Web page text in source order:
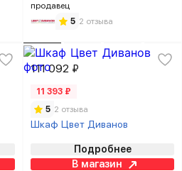
продавец
5 2 отзыва
111 092 ₽
11 393 ₽
5 2 отзыва
Шкаф Цвет Диванов
Подробнее
В магазин